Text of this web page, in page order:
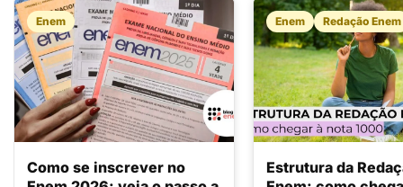
Enem
Como se inscrever no
Enem Redação Enem
Estrutura da